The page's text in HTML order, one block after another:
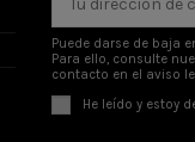
Puede darse de baja
Para ello, consulte
contacto en el aviso
He leído y estoy